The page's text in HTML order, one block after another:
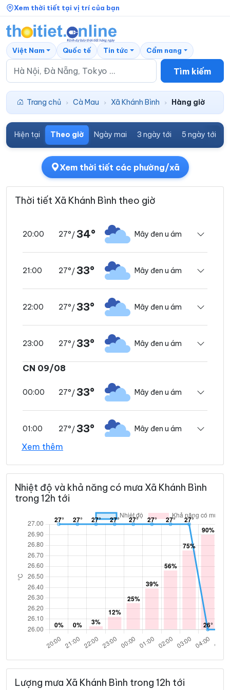
Xem thời tiết tại vị trí của bạn
Tìm kiếm
Việt Nam Quốc tế Tin tức Cẩm nang
Trang chủ › Cà Mau › Xã Khánh Bình › Hàng giờ
Hiện tại Theo giờ Ngày mai 3 ngày tới 5 ngày tới
Xem thời tiết các phường/xã
Thời tiết Xã Khánh Bình theo giờ
20:00 27°/ 34° Mây đen u ám
21:00 27°/ 33° Mây đen u ám
22:00 27°/ 33° Mây đen u ám
23:00 27°/ 33° Mây đen u ám
CN 09/08
00:00 27°/ 33° Mây đen u ám
01:00 27°/ 33° Mây đen u ám
02:00 27°/32° Mây đen u ám
03:00 27°
04:00 26° 33° Mây đen u ám
05:00 26°/32° Mưa rào nhẹ
06:00 26° 32° Mưa rào nhẹ
27° 33° Mưa rào nhẹ
08:00 28°/34° Mưa rào nhẹ
Xem thêm
Nhiệt độ và khả năng có mưa Xã Khánh Bình
trong 12h tới
Lượng mưa Xã Khánh Bình trong 12h tới